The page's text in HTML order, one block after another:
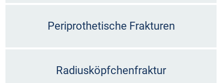
Periprothetische Frakturen
Radiusköpfchenfraktur